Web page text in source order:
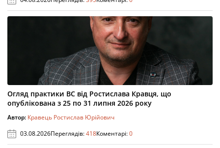
Огляд практики ВС від Ростислава Кравця, що
опублікована з 25 по 31 липня 2026 року
Автор: Кравець Ростислав Юрійович
03.08.2026Переглядів:418Коментарі:0